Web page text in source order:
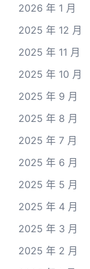
2026 年 1 月
2025 年 12 月
2025 年 11 月
2025 年 10 月
2025 年 9 月
2025 年 8 月
2025 年 7 月
2025 年 6 月
2025 年 5 月
2025 年 4 月
2025 年 3 月
2025 年 2 月